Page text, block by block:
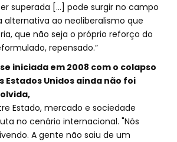
superada [...] pode surgir no campo
alternativa ao neoliberalismo que
que não seja o próprio reforço do
repensado.”
iniciada em 2008 com o colapso
Estados Unidos ainda não foi
Estado, mercado e sociedade
no cenário internacional. "Nós
A gente não saiu de um